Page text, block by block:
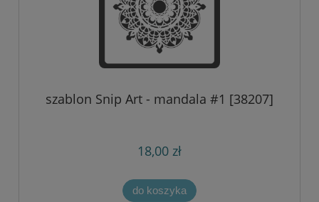
szablon Snip Art - mandala #1 [38207]
18,00 zł
do koszyka